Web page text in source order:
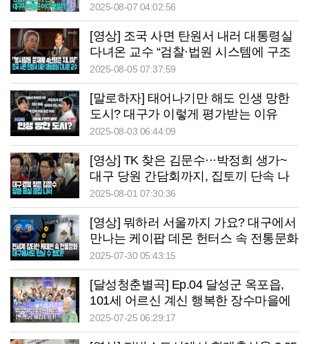
2025-08-07 04:02:56
[영상] 조국 사면 탄원서 내러 대통령실
다녀온 교수 “검찰·법원 시스템에 구조
적 문제있다”
2025-08-05 07:37:59
[말로하자] 태어나기만 해도 인생 망한
도시? 대구가 이렇게 평가받는 이유
2025-08-03 06:44:09
[영상] TK 찾은 김문수···박정희 생가~
대구 당원 간담회까지, 집토끼 단속 나
선 하루
2025-08-01 07:30:36
[영상] 뭐하러 서울까지 가요? 대구에서
만나는 케이팝 데몬 헌터스 속 전통문화
2025-07-30 05:43:15
[달성청춘별곡] Ep.04 달성군 옥포읍,
101세 어르신 계신 행복한 장수마을에
서 노래 한바탕 부르고 왔습니다
2025-07-25 06:29:17